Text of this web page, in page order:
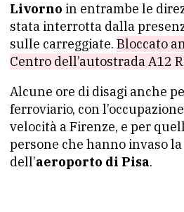
Livorno in entrambe le
stata interrotta dalla
sulle carreggiate. Bloccato
Centro dell’autostrada A12
Alcune ore di disagi anche
ferroviario, con
velocità a Firenze, e per
persone che hanno invaso
dell’aeroporto di Pisa.